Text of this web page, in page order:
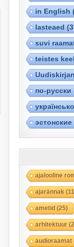
in English
lasteaed
suvi
teistes
по-русски
ajalooline
ajarännak
ametid(25)
arhitektuur
audioraamat